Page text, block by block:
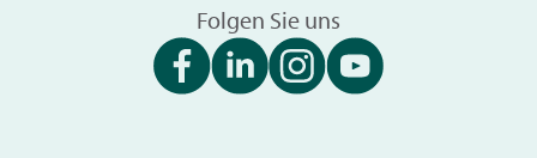
Folgen Sie uns